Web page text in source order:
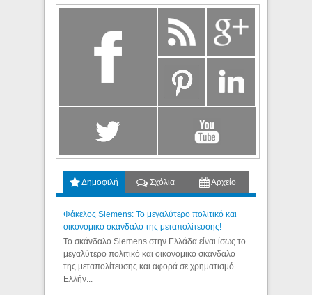
Δημοφιλή Σχόλια Αρχείο
Φάκελος Siemens: Το μεγαλύτερο πολιτικό και
οικονομικό σκάνδαλο της μεταπολίτευσης!
Το σκάνδαλο Siemens στην Ελλάδα είναι ίσως το
μεγαλύτερο πολιτικό και οικονομικό σκάνδαλο
της μεταπολίτευσης και αφορά σε χρηματισμό
Ελλήν...